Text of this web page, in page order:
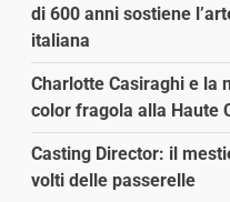
di 600 anni sostiene
italiana
Charlotte Casiraghi e la
color fragola alla Haute
Casting Director: il
volti delle passerelle